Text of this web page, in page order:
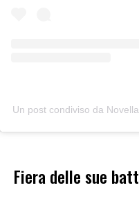
Un post condiviso da
Fiera delle sue